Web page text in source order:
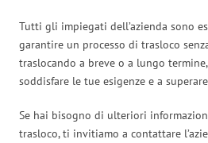
Tutti gli impiegati dell’azienda sono
garantire un processo di trasloco
traslocando a breve o a lungo
soddisfare le tue esigenze e a
Se hai bisogno di ulteriori
trasloco, ti invitiamo a contattare